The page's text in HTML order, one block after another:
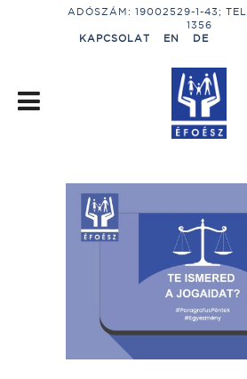
ADÓSZÁM: 19002529-1-43;
1356
KAPCSOLAT
EN DE